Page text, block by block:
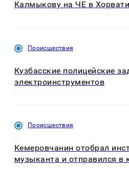
Калмыкову на ЧЕ в
Происшествия
Кузбасские полицейские
электроинструментов
Происшествия
Кемеровчанин отобрал
музыканта и отправился в